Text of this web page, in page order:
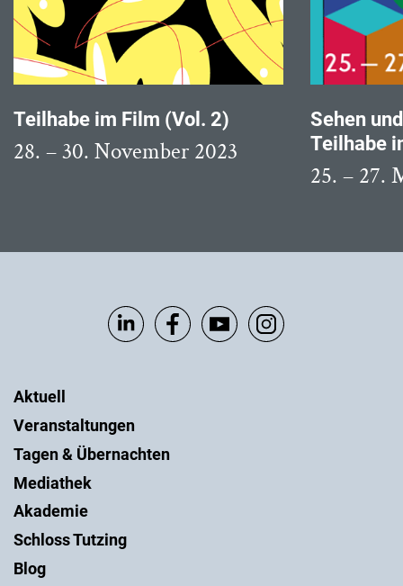
Teilhabe im Film (Vol. 2)
28. – 30. November 2023
Sehen
Teilhabe
25. – 27.
Aktuell
Veranstaltungen
Tagen & Übernachten
Mediathek
Akademie
Schloss Tutzing
Blog